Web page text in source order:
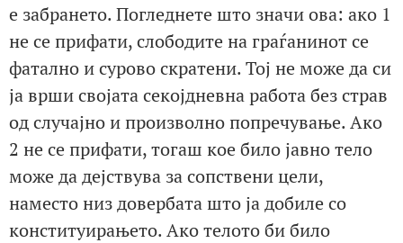
е забрането. Погледнете што значи ова: ако 1
не се прифати, слободите на граѓанинот се
фатално и сурово скратени. Тој не може да си
ја врши својата секојдневна работа без страв
од случајно и произволно попречување. Ако
2 не се прифати, тогаш кое било јавно тело
може да дејствува за сопствени цели,
наместо низ довербата што ја добиле со
конституирањето. Ако телото би било